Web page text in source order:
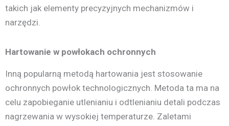
takich jak elementy precyzyjnych mechanizmów i
narzędzi.
Hartowanie w powłokach ochronnych
Inną popularną metodą hartowania jest stosowanie
ochronnych powłok technologicznych. Metoda ta ma na
celu zapobieganie utlenianiu i odtlenianiu detali podczas
nagrzewania w wysokiej temperaturze. Zaletami